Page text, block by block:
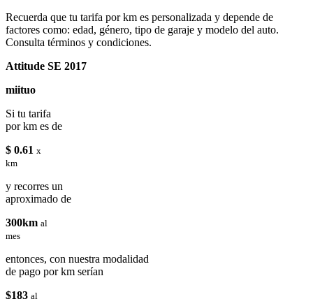
Recuerda que tu tarifa por km es personalizada y depende de
factores como: edad, género, tipo de garaje y modelo del auto.
Consulta términos y condiciones.
Attitude SE 2017
miituo
Si tu tarifa
por km es de
$ 0.61 x
km
y recorres un
aproximado de
300km al
mes
entonces, con nuestra modalidad
de pago por km serían
$183 al